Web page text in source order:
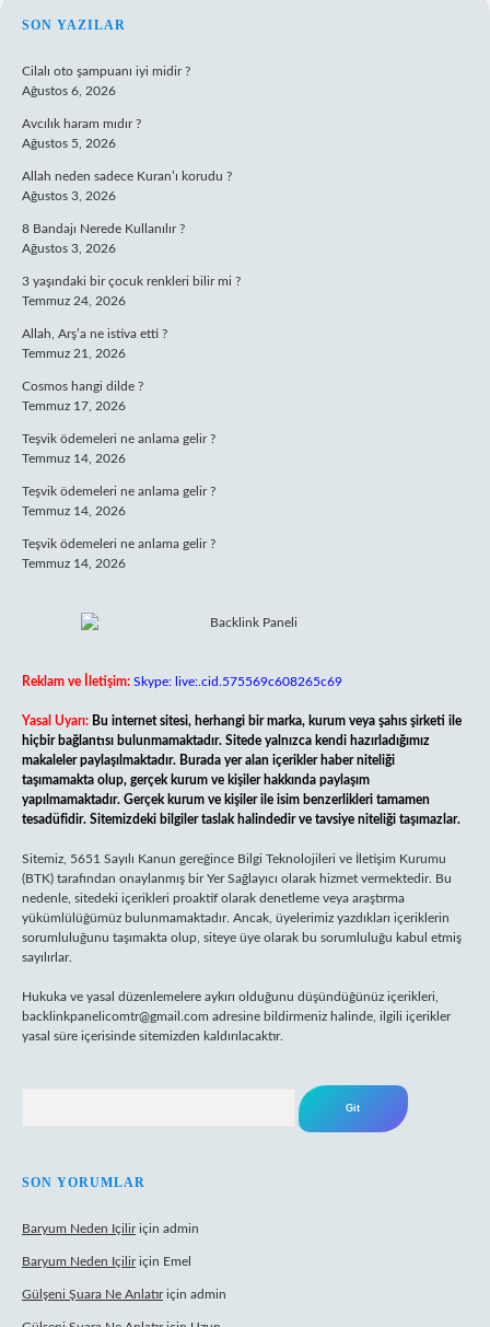
SIDEBAR
SON YAZILAR
Cilalı oto şampuanı iyi midir ?
Ağustos 6, 2026
Avcılık haram mıdır ?
Ağustos 5, 2026
Allah neden sadece Kuran’ı korudu ?
Ağustos 3, 2026
8 Bandajı Nerede Kullanılır ?
Ağustos 3, 2026
3 yaşındaki bir çocuk renkleri bilir mi ?
Temmuz 24, 2026
Allah, Arş’a ne istiva etti ?
Temmuz 21, 2026
Cosmos hangi dilde ?
Temmuz 17, 2026
Teşvik ödemeleri ne anlama gelir ?
Temmuz 14, 2026
Teşvik ödemeleri ne anlama gelir ?
Temmuz 14, 2026
Teşvik ödemeleri ne anlama gelir ?
Temmuz 14, 2026
Reklam ve İletişim: Skype: live:.cid.575569c608265c69
Yasal Uyarı: Bu internet sitesi, herhangi bir marka, kurum veya şahıs şirketi ile
hiçbir bağlantısı bulunmamaktadır. Sitede yalnızca kendi hazırladığımız
makaleler paylaşılmaktadır. Burada yer alan içerikler haber niteliği
taşımamakta olup, gerçek kurum ve kişiler hakkında paylaşım
yapılmamaktadır. Gerçek kurum ve kişiler ile isim benzerlikleri tamamen
tesadüfidir. Sitemizdeki bilgiler taslak halindedir ve tavsiye niteliği taşımazlar.
Sitemiz, 5651 Sayılı Kanun gereğince Bilgi Teknolojileri ve İletişim Kurumu
(BTK) tarafından onaylanmış bir Yer Sağlayıcı olarak hizmet vermektedir. Bu
nedenle, sitedeki içerikleri proaktif olarak denetleme veya araştırma
yükümlülüğümüz bulunmamaktadır. Ancak, üyelerimiz yazdıkları içeriklerin
sorumluluğunu taşımakta olup, siteye üye olarak bu sorumluluğu kabul etmiş
sayılırlar.
Hukuka ve yasal düzenlemelere aykırı olduğunu düşündüğünüz içerikleri,
backlinkpanelicomtr@gmail.com adresine bildirmeniz halinde, ilgili içerikler
yasal süre içerisinde sitemizden kaldırılacaktır.
SON YORUMLAR
Baryum Neden Içiliriçin admin
Baryum Neden Içiliriçin Emel
Gülşeni Şuara Ne Anlatıriçin admin